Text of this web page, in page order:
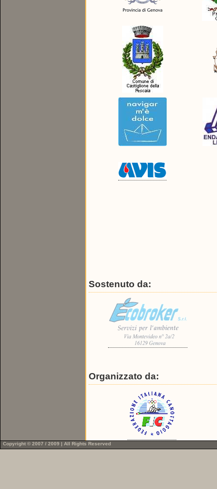
Sostenuto da:
Organizzato da:
Copyright © 2007 / 2009 | All Rights Reserved